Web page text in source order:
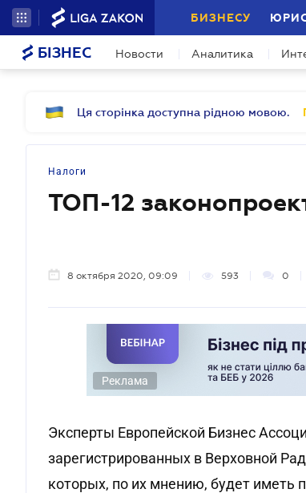
БИЗНЕСУ
БІЗНЕС Новости Аналитика
Ця сторінка доступна рідною мовою.
Налоги
ТОП-12
8 октября 2020, 09:09 593 0
Реклама
Эксперты Европейской Бизнес
зарегистрированных в Верховной
которых, по их мнению, будет иметь